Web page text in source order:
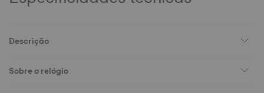
Descrição
Sobre o relógio